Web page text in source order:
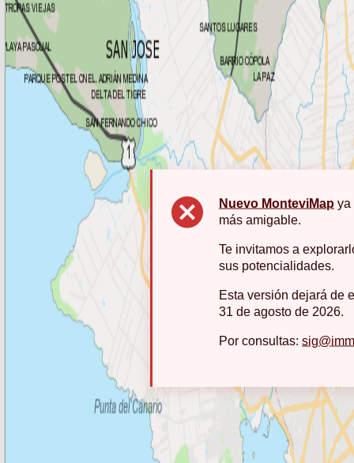
Nuevo MonteviMap ya
más amigable.
Te invitamos a
sus potencialidades.
Esta versión dejará de
31 de agosto de 2026.
Por consultas: